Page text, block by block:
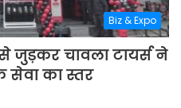
Biz & Expo
जुड़कर चावला टायर्स ने
सेवा का स्तर